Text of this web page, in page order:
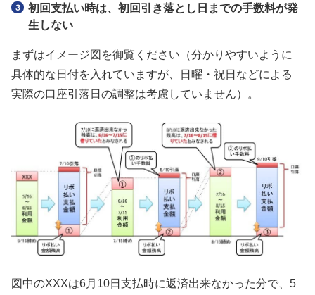
初回支払い時は、初回引き落とし日までの手数料が発
生しない
まずはイメージ図を御覧ください（分かりやすいように
具体的な日付を入れていますが、日曜・祝日などによる
実際の口座引落日の調整は考慮していません）。
図中のXXXは6月10日支払時に返済出来なかった分で、5